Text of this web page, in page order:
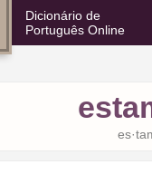
Dicionário de
Português Online